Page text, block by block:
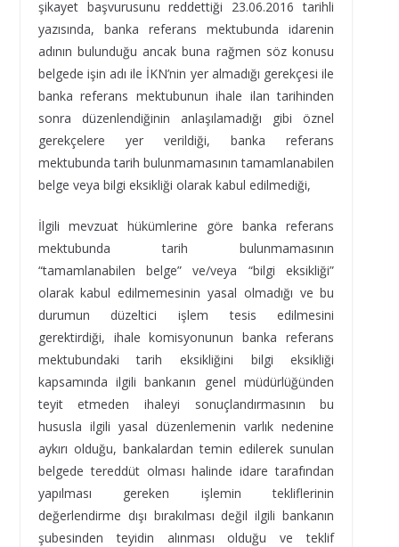
şikayet başvurusunu reddettiği 23.06.2016 tarihli
yazısında, banka referans mektubunda idarenin
adının bulunduğu ancak buna rağmen söz konusu
belgede işin adı ile İKN’nin yer almadığı gerekçesi ile
banka referans mektubunun ihale ilan tarihinden
sonra düzenlendiğinin anlaşılamadığı gibi öznel
gerekçelere yer verildiği, banka referans
mektubunda tarih bulunmamasının tamamlanabilen
belge veya bilgi eksikliği olarak kabul edilmediği,
İlgili mevzuat hükümlerine göre banka referans
mektubunda tarih bulunmamasının
“tamamlanabilen belge” ve/veya “bilgi eksikliği”
olarak kabul edilmemesinin yasal olmadığı ve bu
durumun düzeltici işlem tesis edilmesini
gerektirdiği, ihale komisyonunun banka referans
mektubundaki tarih eksikliğini bilgi eksikliği
kapsamında ilgili bankanın genel müdürlüğünden
teyit etmeden ihaleyi sonuçlandırmasının bu
hususla ilgili yasal düzenlemenin varlık nedenine
aykırı olduğu, bankalardan temin edilerek sunulan
belgede tereddüt olması halinde idare tarafından
yapılması gereken işlemin tekliflerinin
değerlendirme dışı bırakılması değil ilgili bankanın
şubesinden teyidin alınması olduğu ve teklif